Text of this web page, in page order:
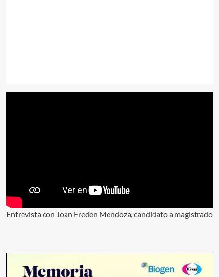
Entrevista con Joan Freden Mendoza, candidato a magistrado